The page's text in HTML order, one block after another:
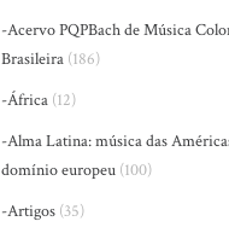
-Acervo PQPBach de Música
Brasileira (186)
-África (12)
-Alma Latina: música das
domínio europeu (100)
-Artigos (35)